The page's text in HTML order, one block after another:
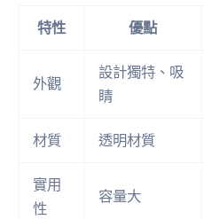
特性 優點
外觀
設計獨特、吸
睛
材質 透明材質
實用
性
容量大